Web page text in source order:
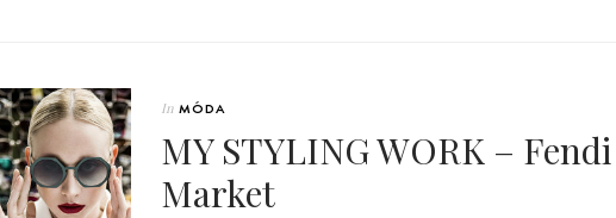
In MÓDA
MY STYLING WORK – Fendi
Market